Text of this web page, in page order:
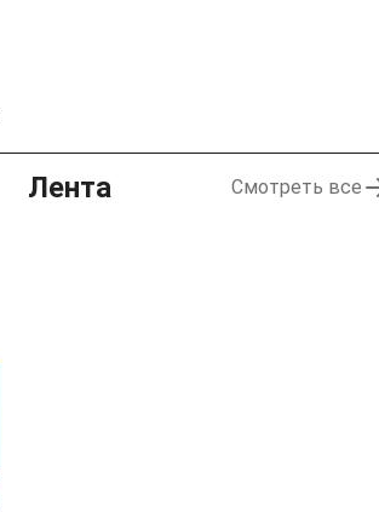
Лента Смотреть все